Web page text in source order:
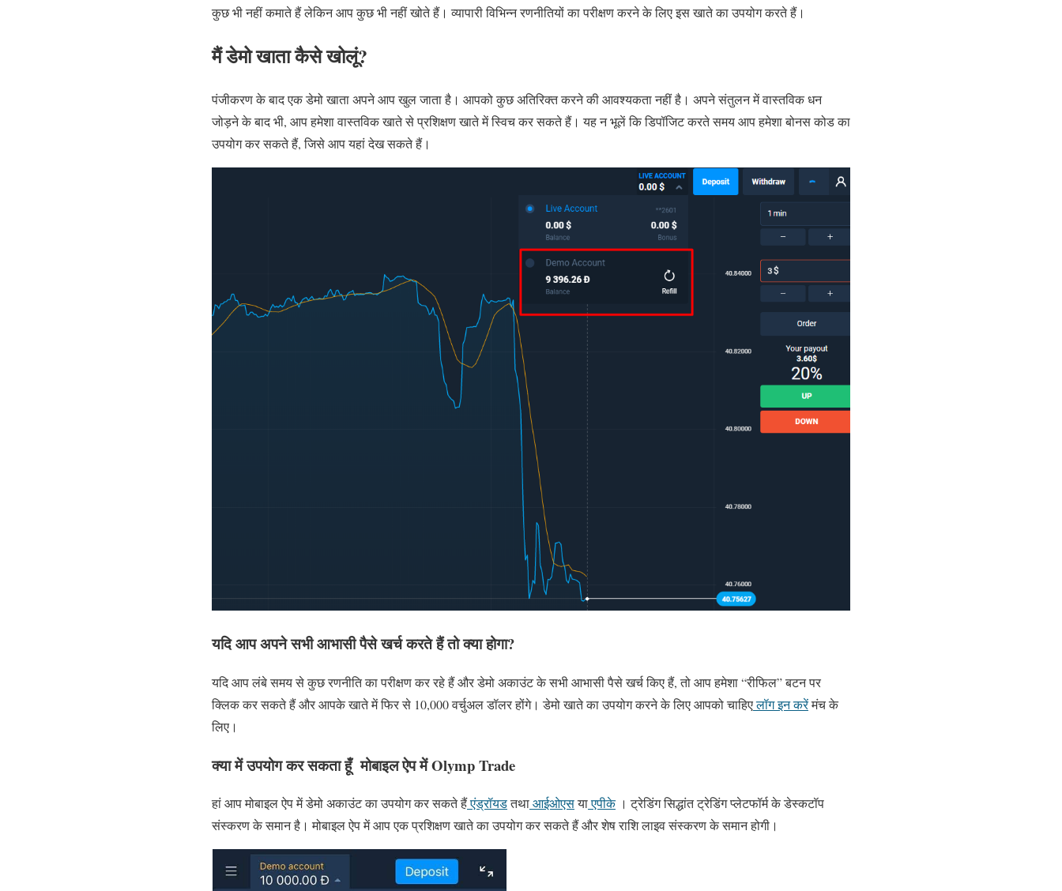
कुछ भी नहीं कमाते हैं लेकिन आप कुछ भी नहीं खोते हैं। व्यापारी विभिन्न रणनीतियों का परीक्षण करने के लिए इस खाते का उपयोग करते हैं।
मैं डेमो खाता कैसे खोलूं?
पंजीकरण के बाद एक डेमो खाता अपने आप खुल जाता है। आपको कुछ अतिरिक्त करने की आवश्यकता नहीं है। अपने संतुलन में वास्तविक धन
जोड़ने के बाद भी, आप हमेशा वास्तविक खाते से प्रशिक्षण खाते में स्विच कर सकते हैं। यह न भूलें कि डिपॉजिट करते समय आप हमेशा बोनस कोड का
उपयोग कर सकते हैं, जिसे आप यहां देख सकते हैं।
यदि आप अपने सभी आभासी पैसे खर्च करते हैं तो क्या होगा?
यदि आप लंबे समय से कुछ रणनीति का परीक्षण कर रहे हैं और डेमो अकाउंट के सभी आभासी पैसे खर्च किए हैं, तो आप हमेशा “रीफिल” बटन पर
क्लिक कर सकते हैं और आपके खाते में फिर से 10,000 वर्चुअल डॉलर होंगे। डेमो खाते का उपयोग करने के लिए आपको चाहिएलॉग इन करेंमंच के
लिए।
क्या में उपयोग कर सकता हूँ मोबाइल ऐप में Olymp Trade
हां आप मोबाइल ऐप में डेमो अकाउंट का उपयोग कर सकते हैंएंड्रॉयडतथाआईओएसयाएपीके। ट्रेडिंग सिद्धांत ट्रेडिंग प्लेटफॉर्म के डेस्कटॉप
संस्करण के समान है। मोबाइल ऐप में आप एक प्रशिक्षण खाते का उपयोग कर सकते हैं और शेष राशि लाइव संस्करण के समान होगी।